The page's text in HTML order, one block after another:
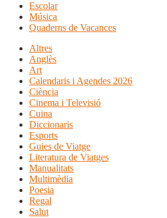
Escolar
Música
Quaderns de Vacances
Altres
Anglès
Art
Calendaris i Agendes 2026
Ciència
Cinema i Televisió
Cuina
Diccionaris
Esports
Guies de Viatge
Literatura de Viatges
Manualitats
Multimèdia
Poesia
Regal
Salut